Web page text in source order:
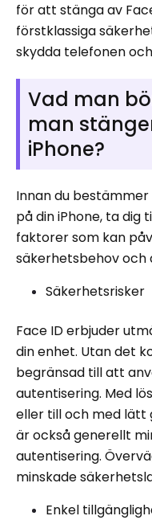
för att stänga av
förstklassiga
skydda telefonen
Vad man
man
iPhone?
Innan du
på din iPhone, ta dig
faktorer som kan
säkerhetsbehov och
Säkerhetsrisker
Face ID erbjuder
din enhet. Utan det
begränsad till att
autentisering. Med
eller till och med lätt
är också generellt
autentisering.
minskade
Enkel